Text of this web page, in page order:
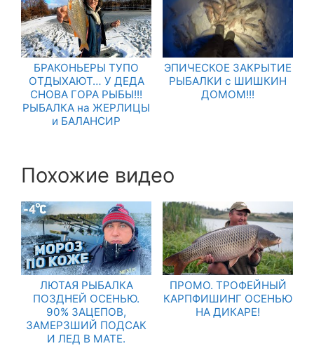
БРАКОНЬЕРЫ ТУПО
ОТДЫХАЮТ… У ДЕДА
СНОВА ГОРА РЫБЫ!!!
РЫБАЛКА на ЖЕРЛИЦЫ
и БАЛАНСИР
ЭПИЧЕСКОЕ ЗАКРЫТИЕ
РЫБАЛКИ с ШИШКИН
ДОМОМ!!!
Похожие видео
ЛЮТАЯ РЫБАЛКА
ПОЗДНЕЙ ОСЕНЬЮ.
90% ЗАЦЕПОВ,
ЗАМЕРЗШИЙ ПОДСАК
И ЛЕД В МАТЕ.
ПРОМО. ТРОФЕЙНЫЙ
КАРПФИШИНГ ОСЕНЬЮ
НА ДИКАРЕ!